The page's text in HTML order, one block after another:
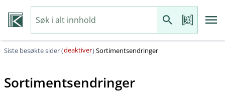
Siste besøkte sider (deaktiver)Sortimentsendringer
Sortimentsendringer